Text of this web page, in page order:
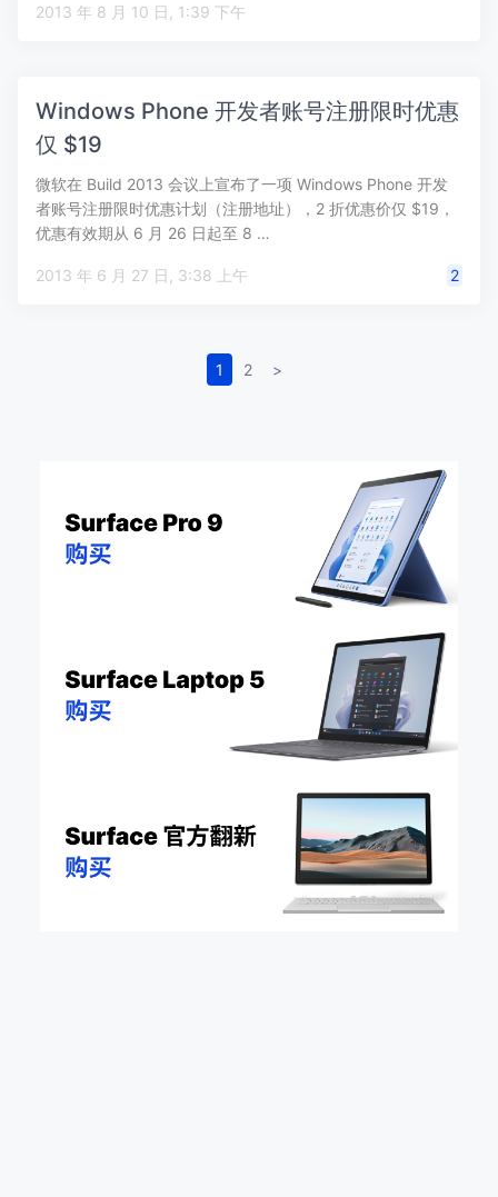
2013 年 8 月 10 日, 1:39 下午
Windows Phone 开发者账号注册限时优惠
仅 $19
微软在 Build 2013 会议上宣布了一项 Windows Phone 开发
者账号注册限时优惠计划（注册地址），2 折优惠价仅 $19，
优惠有效期从 6 月 26 日起至 8 …
2013 年 6 月 27 日, 3:38 上午 2
1 2 >